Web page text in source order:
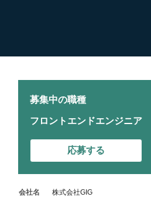
募集中の職種
フロントエンドエンジニア
応募する
会社名 株式会社GIG